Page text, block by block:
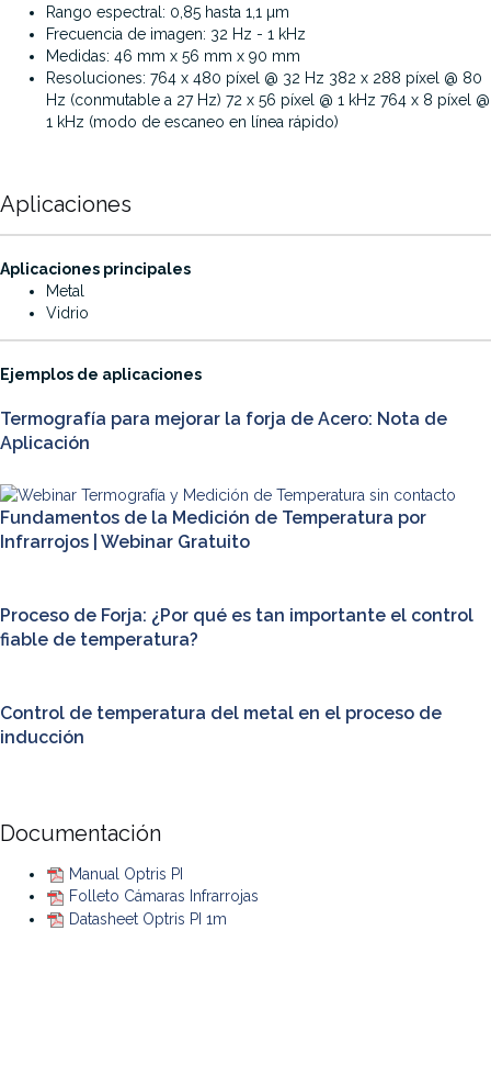
Rango espectral: 0,85 hasta 1,1 µm
Frecuencia de imagen: 32 Hz - 1 kHz
Medidas: 46 mm x 56 mm x 90 mm
Resoluciones: 764 x 480 píxel @ 32 Hz 382 x 288 píxel @ 80
Hz (conmutable a 27 Hz) 72 x 56 píxel @ 1 kHz 764 x 8 píxel @
1 kHz (modo de escaneo en línea rápido)
Aplicaciones
·
Aplicaciones principales
Metal
Vidrio
·
Ejemplos de aplicaciones
Termografía para mejorar la forja de Acero: Nota de
Aplicación
Fundamentos de la Medición de Temperatura por
Infrarrojos | Webinar Gratuito
Proceso de Forja: ¿Por qué es tan importante el control
fiable de temperatura?
Control de temperatura del metal en el proceso de
inducción
Documentación
Manual Optris PI
Folleto Cámaras Infrarrojas
Datasheet Optris PI 1m